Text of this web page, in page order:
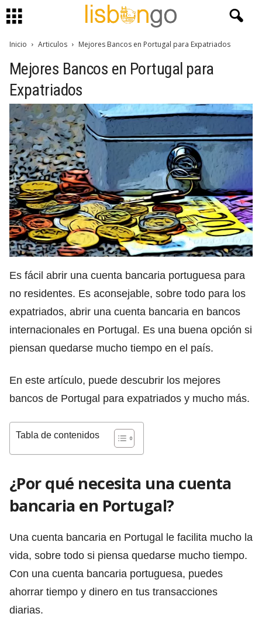
Inicio Articulos Mejores Bancos en Portugal para Expatriados
Mejores Bancos en Portugal para
Expatriados
Es fácil abrir una cuenta bancaria portuguesa para
no residentes. Es aconsejable, sobre todo para los
expatriados, abrir una cuenta bancaria en bancos
internacionales en Portugal. Es una buena opción si
piensan quedarse mucho tiempo en el país.
En este artículo, puede descubrir los mejores
bancos de Portugal para expatriados y mucho más.
Tabla de contenidos
¿Por qué necesita una cuenta
bancaria en Portugal?
Una cuenta bancaria en Portugal le facilita mucho la
vida, sobre todo si piensa quedarse mucho tiempo.
Con una cuenta bancaria portuguesa, puedes
ahorrar tiempo y dinero en tus transacciones
diarias.